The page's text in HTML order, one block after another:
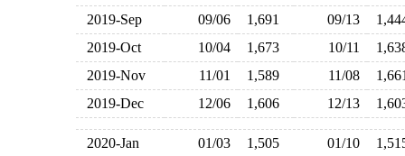
2019-Sep
09/06 1,691 09/13
2019-Oct
10/04 1,673 10/11
2019-Nov
11/01 1,589 11/08
2019-Dec
12/06 1,606 12/13
2020-Jan 01/03 1,505 01/10